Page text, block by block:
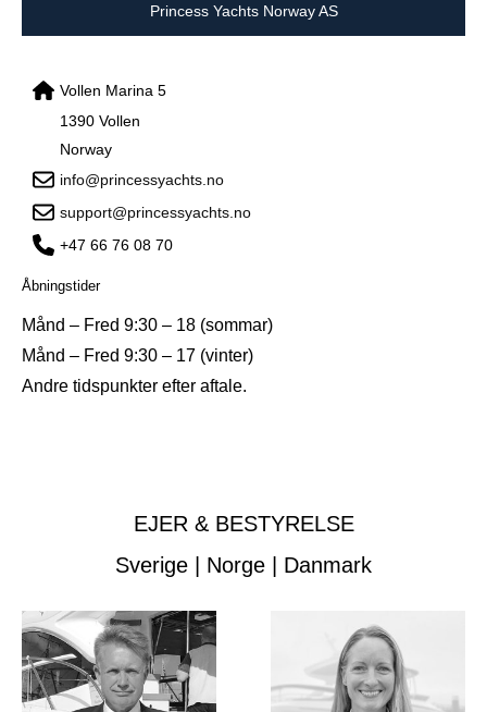
Princess Yachts Norway AS
Vollen Marina 5
1390 Vollen
Norway
info@princessyachts.no
support@princessyachts.no
+47 66 76 08 70
Åbningstider
Månd – Fred 9:30 – 18 (sommar)
Månd – Fred 9:30 – 17 (vinter)
Andre tidspunkter efter aftale.
EJER & BESTYRELSE
Sverige | Norge | Danmark